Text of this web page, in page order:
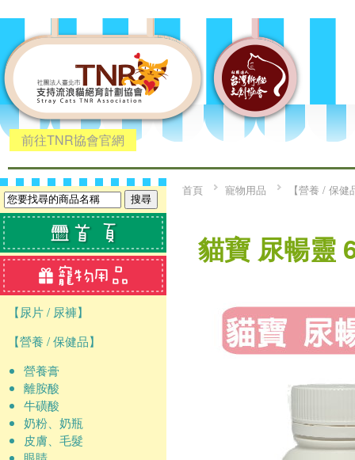
前往TNR協會官網
【尿片 / 尿褲】
【營養 / 保健品】
營養膏
離胺酸
牛磺酸
奶粉、奶瓶
皮膚、毛髮
首頁 寵物用品 【營養 / 保健
貓寶 尿暢靈